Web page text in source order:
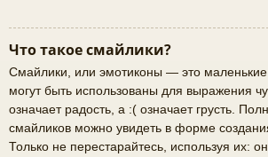
Что такое смайлики?
Смайлики, или эмотиконы — это маленькие
могут быть использованы для выражения
означает радость, а :( означает грусть.
смайликов можно увидеть в форме
Только не перестарайтесь, используя их: